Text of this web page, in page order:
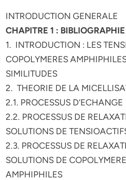
INTRODUCTION GENERALE
CHAPITRE 1 : BIBLIOGRAPHIE
1. INTRODUCTION : LES
COPOLYMERES
SIMILITUDES
2. THEORIE DE LA
2.1. PROCESSUS D’ECHANGE
2.2. PROCESSUS DE
SOLUTIONS DE
2.3. PROCESSUS DE
SOLUTIONS DE
AMPHIPHILES